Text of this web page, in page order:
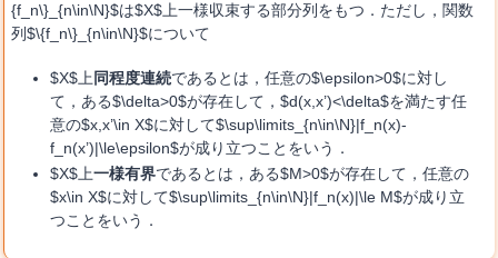
{f_n\}_{n\in\N}$は$X$上一様収束する部分列をもつ．ただし，関数
列$\{f_n\}_{n\in\N}$について
$X$上同程度連続であるとは，任意の$\epsilon>0$に対し
て，ある$\delta>0$が存在して，$d(x,x’)<\delta$を満たす任
意の$x,x’\in X$に対して$\sup\limits_{n\in\N}|f_n(x)-
f_n(x’)|\le\epsilon$が成り立つことをいう．
$X$上一様有界であるとは，ある$M>0$が存在して，任意の
$x\in X$に対して$\sup\limits_{n\in\N}|f_n(x)|\le M$が成り立
つことをいう．